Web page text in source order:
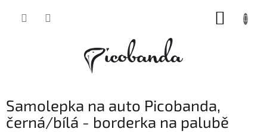
Samolepka na auto Picobanda,
černá/bílá - borderka na palubě